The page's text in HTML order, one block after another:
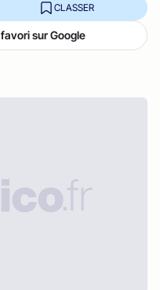
CLASSER
sur Google